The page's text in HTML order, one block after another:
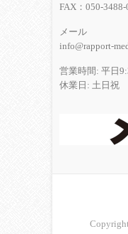
FAX：050-3488-
メール
info@rapport-
営業時間: 平日
休業日: 土日祝